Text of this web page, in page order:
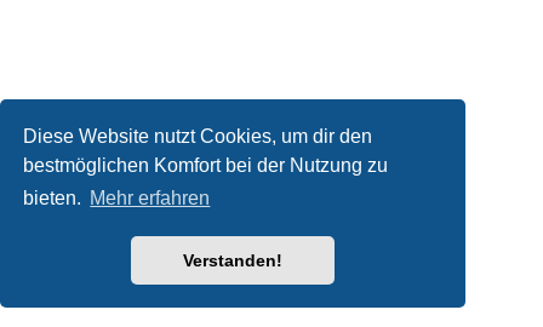
Diese Website nutzt Cookies, um dir den
bestmöglichen Komfort bei der Nutzung zu
bieten. Mehr erfahren
Verstanden!